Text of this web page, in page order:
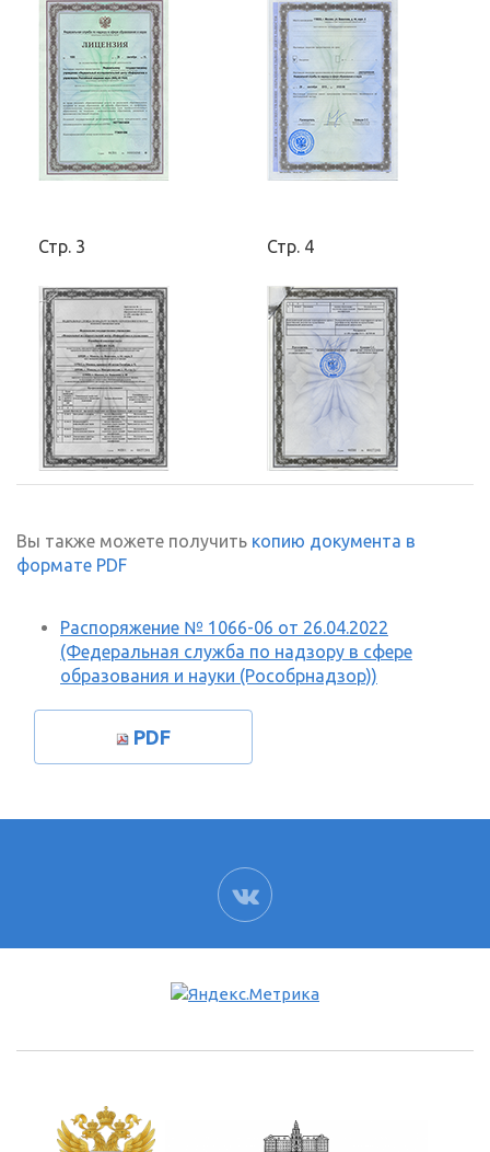
Стр. 3 Стр. 4
Вы также можете получить копию документа в
формате PDF
Распоряжение № 1066-06 от 26.04.2022
(Федеральная служба по надзору в сфере
образования и науки (Рособрнадзор))
PDF
ВК